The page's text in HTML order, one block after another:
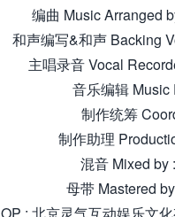
编曲 Music Arranged
和声编写&和声 Backing
主唱录音 Vocal
音乐编辑
制作统筹
制作助理
混音 Mixed by
母带 Mastered